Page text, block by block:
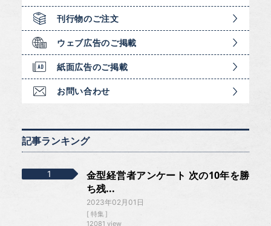
刊行物のご注文
ウェブ広告のご掲載
紙面広告のご掲載
お問い合わせ
記事ランキング
金型経営者アンケート 次の10年を勝
ち残...
2023年02月01日
特集
12081 view